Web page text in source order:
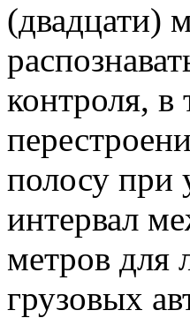
(двадцати)
контроля,
полосу при
интервал
метров для
грузовых